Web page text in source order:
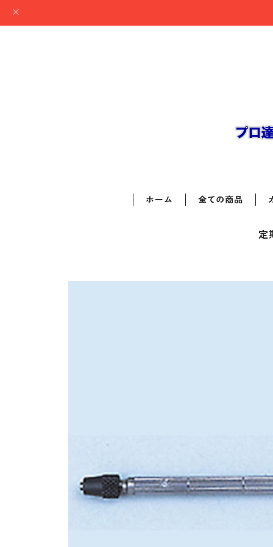
ホーム 全ての商品
定